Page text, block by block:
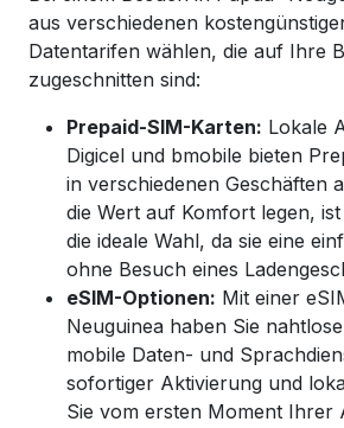
aus verschiedenen
Datentarifen wählen, die auf Ihre
zugeschnitten sind:
Prepaid-SIM-Karten: Lokale
Digicel und bmobile bieten
in verschiedenen Geschäften
die Wert auf Komfort legen,
die ideale Wahl, da sie eine
ohne Besuch eines
eSIM-Optionen: Mit einer
Neuguinea haben Sie
mobile Daten- und
sofortiger Aktivierung und
Sie vom ersten Moment Ihrer